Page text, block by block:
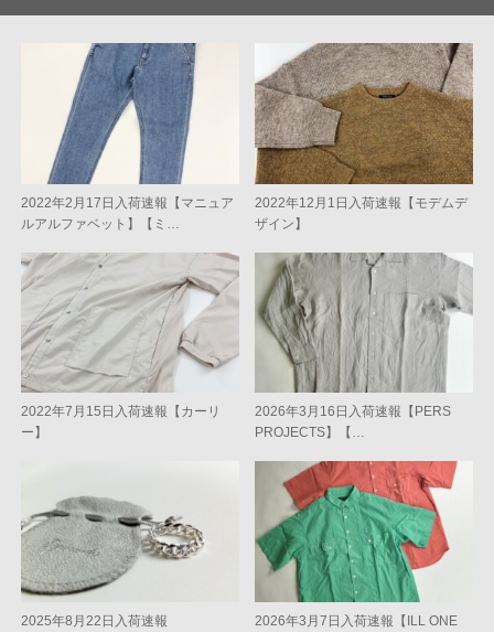
2022年2月17日入荷速報【マニュア
ルアルファベット】【ミ…
2022年12月1日入荷速報【モデムデ
ザイン】
2022年7月15日入荷速報【カーリ
ー】
2026年3月16日入荷速報【PERS
PROJECTS】【…
2025年8月22日入荷速報
2026年3月7日入荷速報【ILL ONE